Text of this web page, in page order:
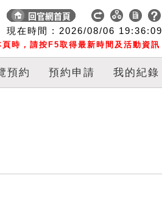
現在時間 : 2026/08/06 19:36:10
時，請按F5取得最新時間及活動資訊
預約 預約申請 我的紀錄